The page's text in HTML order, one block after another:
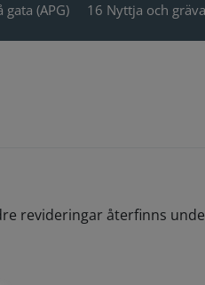
(APG) 16 Nyttja och
revideringar återfinns